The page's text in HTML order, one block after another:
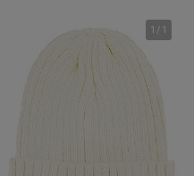
1 / 1